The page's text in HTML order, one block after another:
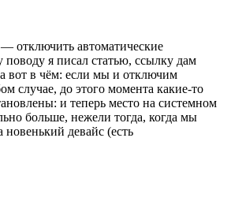
отключить автоматические
поводу я писал статью, ссылку дам
вот в чём: если мы и отключим
случае, до этого момента какие-то
и теперь место на системном
больше, нежели тогда, когда мы
новенький девайс (есть